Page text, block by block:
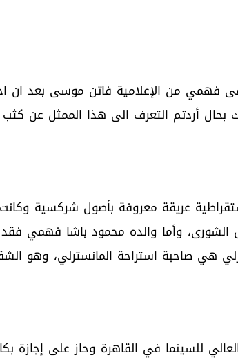
من الإعلامية فاتن موسى بعد ان
بحال أردتم التعرف الى هذا الممثل عن كثب
عريقة معروفة بأصول شركسية
وأما والده محمود باشا فهمي
هي صاحبة استراحة المانسترلي، وهو
للسينما في القاهرة وحاز على إجازة